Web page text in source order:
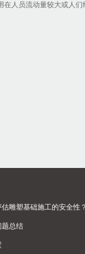
人员流动量较大或人们
雕塑基础施工的安全性
题总结